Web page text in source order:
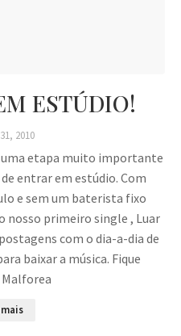
ESTÚDIO!
2010
uma etapa muito importante
entrar em estúdio. Com
e sem um baterista fixo
nosso primeiro single , Luar
com o dia-a-dia de
baixar a música. Fique